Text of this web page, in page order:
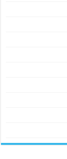
021-33112528